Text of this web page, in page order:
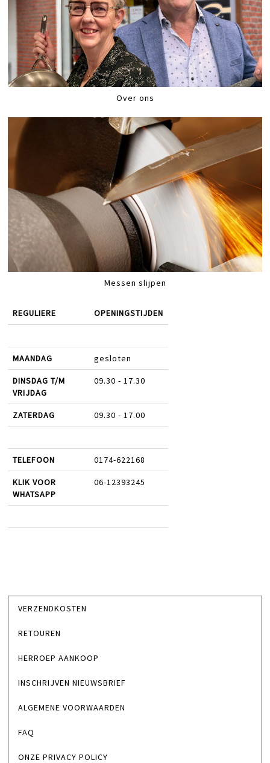
Over ons
Messen slijpen
REGULIERE OPENINGSTIJDEN
MAANDAG gesloten
DINSDAG T/M
VRIJDAG
09.30 - 17.30
ZATERDAG 09.30 - 17.00
TELEFOON 0174-622168
KLIK VOOR
WHATSAPP
06-12393245
VERZENDKOSTEN
RETOUREN
HERROEP AANKOOP
INSCHRIJVEN NIEUWSBRIEF
ALGEMENE VOORWAARDEN
FAQ
ONZE PRIVACY POLICY